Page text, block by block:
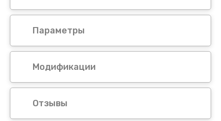
Параметры
Модификации
Отзывы